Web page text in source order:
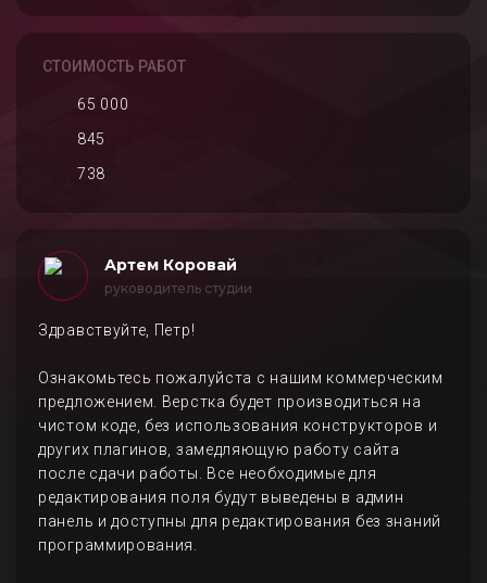
СТОИМОСТЬ РАБОТ
65 000
845
738
Артем Коровай
руководитель студии
Здравствуйте, Петр!
Ознакомьтесь пожалуйста с нашим коммерческим
предложением. Верстка будет производиться на
чистом коде, без использования конструкторов и
других плагинов, замедляющую работу сайта
после сдачи работы. Все необходимые для
редактирования поля будут выведены в админ
панель и доступны для редактирования без знаний
программирования.